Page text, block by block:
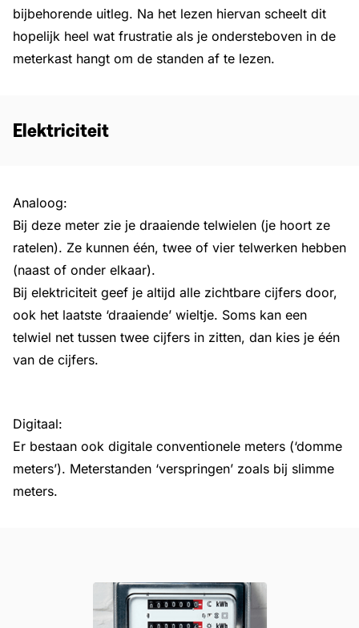
bijbehorende uitleg. Na het lezen hiervan scheelt dit
hopelijk heel wat frustratie als je ondersteboven in de
meterkast hangt om de standen af te lezen.
Elektriciteit
Analoog:
Bij deze meter zie je draaiende telwielen (je hoort ze
ratelen). Ze kunnen één, twee of vier telwerken hebben
(naast of onder elkaar).
Bij elektriciteit geef je altijd alle zichtbare cijfers door,
ook het laatste ‘draaiende’ wieltje. Soms kan een
telwiel net tussen twee cijfers in zitten, dan kies je één
van de cijfers.
Digitaal:
Er bestaan ook digitale conventionele meters (‘domme
meters’). Meterstanden ‘verspringen’ zoals bij slimme
meters.